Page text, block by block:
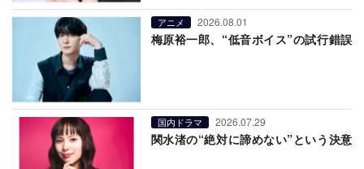
アニメ 2026.08.01
梅原裕一郎、“低音ボイス”の試行錯誤
国内ドラマ 2026.07.29
関水渚の“絶対に諦めない”という決意